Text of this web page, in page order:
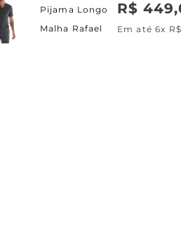
Pijama Longo
Malha Rafael
R$ 449,
Em até6x R$